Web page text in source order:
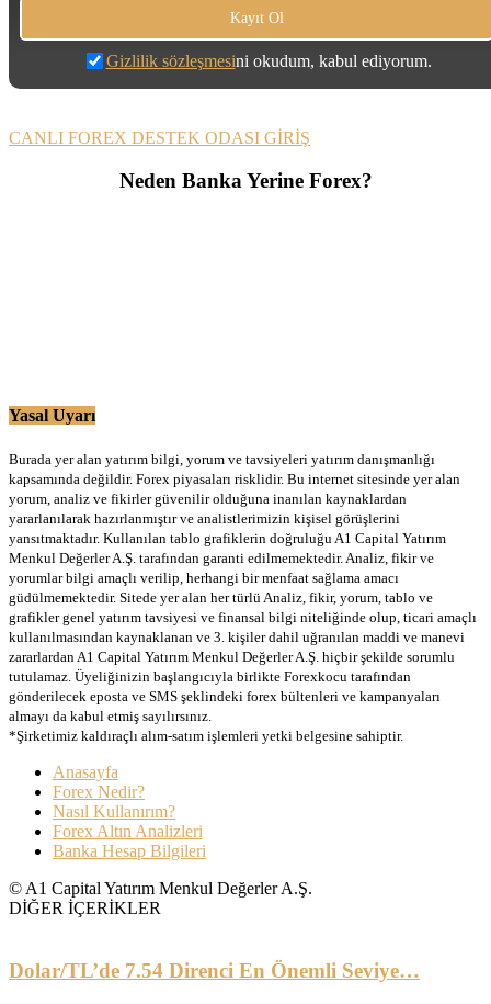
Gizlilik sözleşmesini okudum, kabul ediyorum.
CANLI FOREX DESTEK ODASI GİRİŞ
Neden Banka Yerine Forex?
Yasal Uyarı
Burada yer alan yatırım bilgi, yorum ve tavsiyeleri yatırım danışmanlığı
kapsamında değildir. Forex piyasaları risklidir. Bu internet sitesinde yer alan
yorum, analiz ve fikirler güvenilir olduğuna inanılan kaynaklardan
yararlanılarak hazırlanmıştır ve analistlerimizin kişisel görüşlerini
yansıtmaktadır. Kullanılan tablo grafiklerin doğruluğu A1 Capital Yatırım
Menkul Değerler A.Ş. tarafından garanti edilmemektedir. Analiz, fikir ve
yorumlar bilgi amaçlı verilip, herhangi bir menfaat sağlama amacı
güdülmemektedir. Sitede yer alan her türlü Analiz, fikir, yorum, tablo ve
grafikler genel yatırım tavsiyesi ve finansal bilgi niteliğinde olup, ticari amaçlı
kullanılmasından kaynaklanan ve 3. kişiler dahil uğranılan maddi ve manevi
zararlardan A1 Capital Yatırım Menkul Değerler A.Ş. hiçbir şekilde sorumlu
tutulamaz. Üyeliğinizin başlangıcıyla birlikte Forexkocu tarafından
gönderilecek eposta ve SMS şeklindeki forex bültenleri ve kampanyaları
almayı da kabul etmiş sayılırsınız.
*Şirketimiz kaldıraçlı alım-satım işlemleri yetki belgesine sahiptir.
Anasayfa
Forex Nedir?
Nasıl Kullanırım?
Forex Altın Analizleri
Banka Hesap Bilgileri
© A1 Capital Yatırım Menkul Değerler A.Ş.
DİĞER İÇERİKLER
Dolar/TL’de 7.54 Direnci En Önemli Seviye…